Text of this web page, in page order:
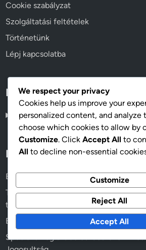
Cookie szabályzat
Szolgáltatási feltételek
Történetünk
Lépj kapcsolatba
Language
Hungarian▾
Legfrissebb bejegyzések
EPO Tervek: Előnyök, Korlátozások és
Terhesgondozás: fedezeti
támogatás
Egészségbiztosítási regisztráció:
Speciális Regisztrációs Időszakok:
We respect your privacy
Cookies help us improve your
personalized content, and analyze
choose which cookies to allow by
Customize. Click Accept All to
All to decline non-essential
Customize
Reject All
Accept All